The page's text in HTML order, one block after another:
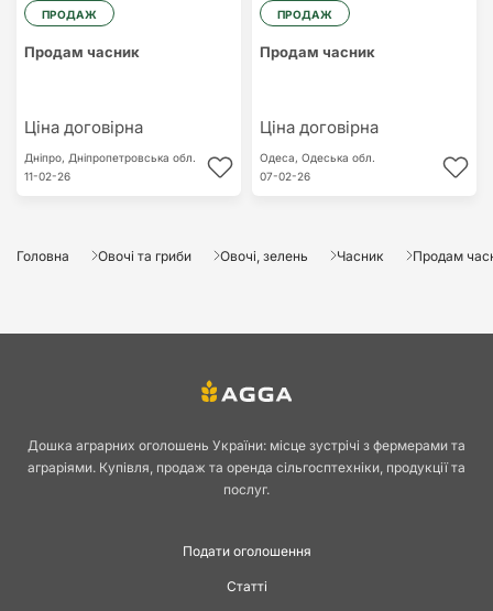
ПРОДАЖ
Продам часник
Ціна договірна
Дніпро, Дніпропетровська обл.
11-02-26
ПРОДАЖ
Продам часник
Ціна договірна
Одеса, Одеська обл.
07-02-26
Головна Овочі та гриби Овочі, зелень Часник Продам
Дошка аграрних оголошень України: місце зустрічі з фермерами та
аграріями. Купівля, продаж та оренда сільгосптехніки, продукції та
послуг.
Подати оголошення
Статті